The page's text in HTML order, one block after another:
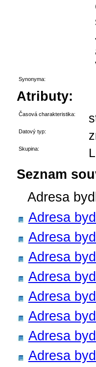
Synonyma:
Atributy:
Časová charakteristika:
Datový typ:
Skupina:
Seznam
Adresa
Adresa
Adresa
Adresa
Adresa
Adresa
Adresa
Adresa
Adresa